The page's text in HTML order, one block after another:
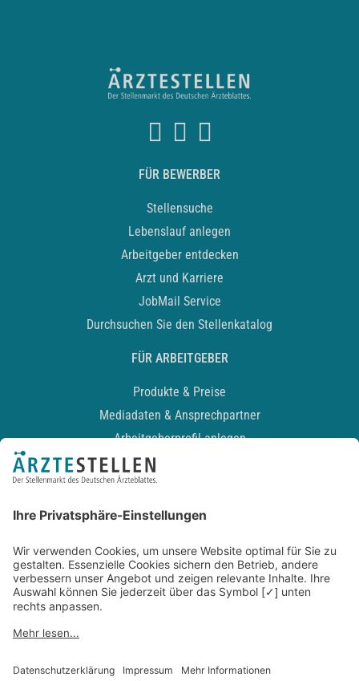
FÜR BEWERBER
Stellensuche
Lebenslauf anlegen
Arbeitgeber entdecken
Arzt und Karriere
JobMail Service
Durchsuchen Sie den Stellenkatalog
FÜR ARBEITGEBER
Produkte & Preise
Mediadaten & Ansprechpartner
Arbeitgeberprofil anlegen
Recruiting-Podcast
Kontakt
Datenschutz
Newsletter